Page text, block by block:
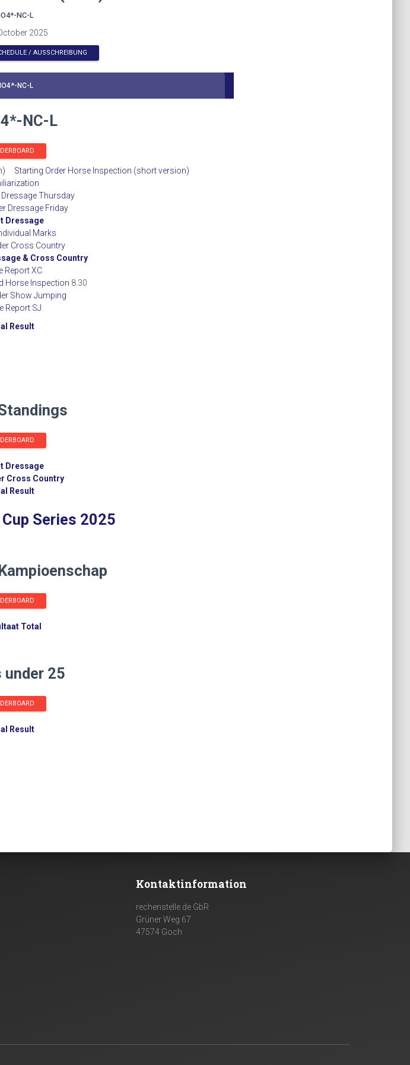
NC-L
2025
/ AUSSCHREIBUNG
NC-L
NC-L
Starting Order Horse Inspection (short version)
Thursday
Dressage Friday
Dressage
Marks
Cross Country
& Cross Country
Report XC
Horse Inspection 8.30
Show Jumping
Report SJ
Result
Dressage
Cross Country
Result
Series 2025
Total
under 25
Result
Kontaktinformation
rechenstelle.de GbR
Grüner Weg 67
47574 Goch